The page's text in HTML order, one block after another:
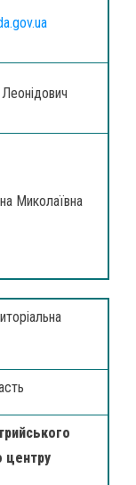
Миколаївна
центру